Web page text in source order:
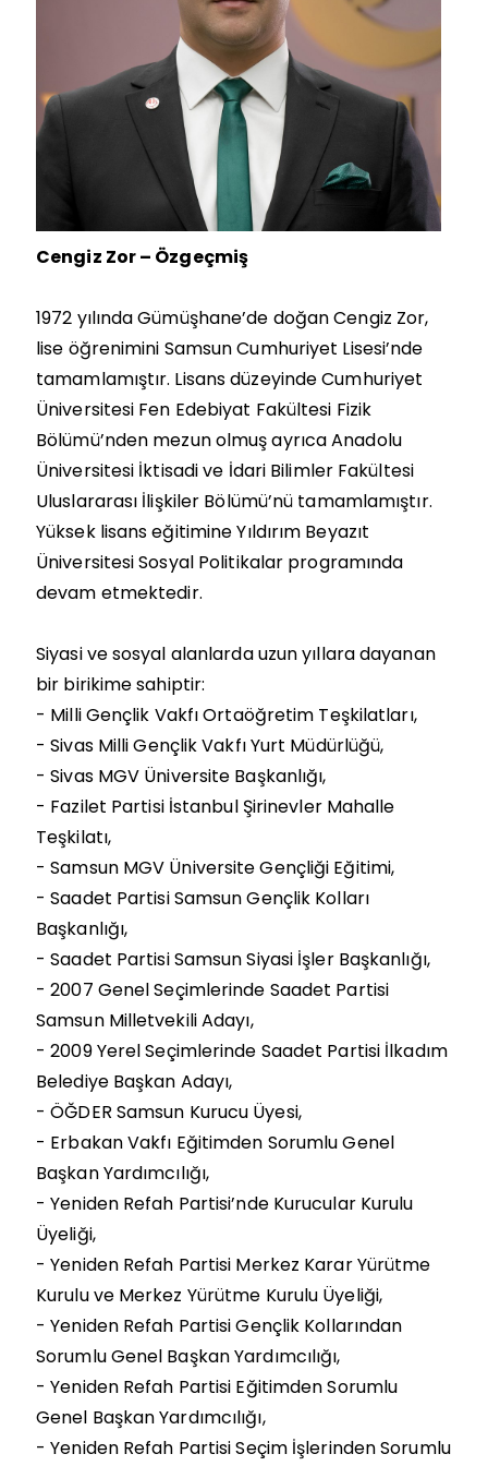
Cengiz Zor – Özgeçmiş
1972 yılında Gümüşhane’de doğan Cengiz Zor,
lise öğrenimini Samsun Cumhuriyet Lisesi’nde
tamamlamıştır. Lisans düzeyinde Cumhuriyet
Üniversitesi Fen Edebiyat Fakültesi Fizik
Bölümü’nden mezun olmuş ayrıca Anadolu
Üniversitesi İktisadi ve İdari Bilimler Fakültesi
Uluslararası İlişkiler Bölümü’nü tamamlamıştır.
Yüksek lisans eğitimine Yıldırım Beyazıt
Üniversitesi Sosyal Politikalar programında
devam etmektedir.
Siyasi ve sosyal alanlarda uzun yıllara dayanan
bir birikime sahiptir:
- Milli Gençlik Vakfı Ortaöğretim Teşkilatları,
- Sivas Milli Gençlik Vakfı Yurt Müdürlüğü,
- Sivas MGV Üniversite Başkanlığı,
- Fazilet Partisi İstanbul Şirinevler Mahalle
Teşkilatı,
- Samsun MGV Üniversite Gençliği Eğitimi,
- Saadet Partisi Samsun Gençlik Kolları
Başkanlığı,
- Saadet Partisi Samsun Siyasi İşler Başkanlığı,
- 2007 Genel Seçimlerinde Saadet Partisi
Samsun Milletvekili Adayı,
- 2009 Yerel Seçimlerinde Saadet Partisi İlkadım
Belediye Başkan Adayı,
- ÖĞDER Samsun Kurucu Üyesi,
- Erbakan Vakfı Eğitimden Sorumlu Genel
Başkan Yardımcılığı,
- Yeniden Refah Partisi’nde Kurucular Kurulu
Üyeliği,
- Yeniden Refah Partisi Merkez Karar Yürütme
Kurulu ve Merkez Yürütme Kurulu Üyeliği,
- Yeniden Refah Partisi Gençlik Kollarından
Sorumlu Genel Başkan Yardımcılığı,
- Yeniden Refah Partisi Eğitimden Sorumlu
Genel Başkan Yardımcılığı,
- Yeniden Refah Partisi Seçim İşlerinden Sorumlu